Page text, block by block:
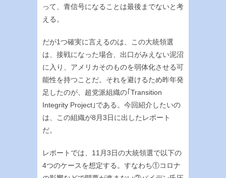
って、青信号になることは最後までないと考
える。
だが1つ確実に言えるのは、この大統領選
は、接戦になった場合、出口がみえない泥沼
に入り、アメリカそのものを弱体化させる可
能性を持つことだ。それを避けるため昨年発
足したのが、超党派組織の｢Transition
Integrity Project｣である。今回紹介したいの
は、この組織が8月3日に出したレポート
だ。
レポートでは、11月3日の大統領選で以下の
4つのケースを想定する。すなわち①コロナ